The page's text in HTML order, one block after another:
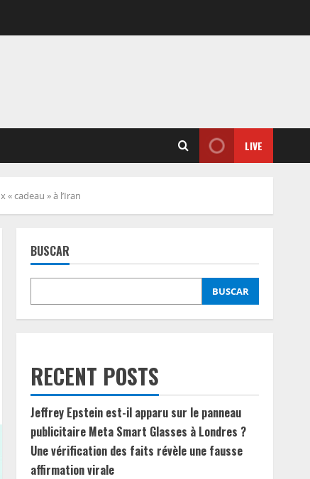
LIVE
cadeau » à l’Iran
BUSCAR
BUSCAR
RECENT POSTS
Jeffrey Epstein est-il apparu sur le panneau
publicitaire Meta Smart Glasses à Londres ?
Une vérification des faits révèle une fausse
affirmation virale